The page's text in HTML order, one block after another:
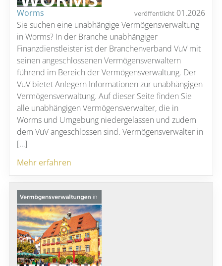
Worms veröffentlicht01.2026
Sie suchen eine unabhängige Vermögensverwaltung
in Worms? In der Branche unabhängiger
Finanzdienstleister ist der Branchenverband VuV mit
seinen angeschlossenen Vermögensverwaltern
führend im Bereich der Vermögensverwaltung. Der
VuV bietet Anlegern Informationen zur unabhängigen
Vermögensverwaltung. Auf dieser Seite finden Sie
alle unabhängigen Vermögensverwalter, die in
Worms und Umgebung niedergelassen und zudem
dem VuV angeschlossen sind. Vermögensverwalter in
[…]
Mehr erfahren